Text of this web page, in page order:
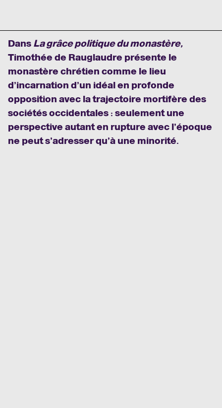
Dans La grâce politique du monastère,
Timothée de Rauglaudre présente le
monastère chrétien comme le lieu
d’incarnation d’un idéal en profonde
opposition avec la trajectoire mortifère des
sociétés occidentales : seulement une
perspective autant en rupture avec l’époque
ne peut s’adresser qu’à une minorité.